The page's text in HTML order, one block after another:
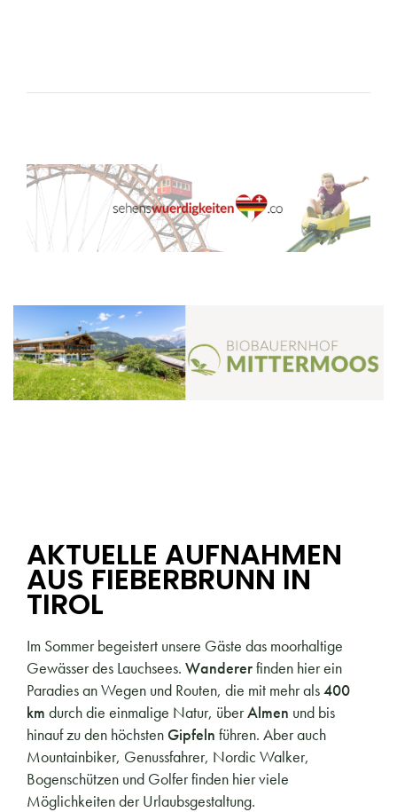
AKTUELLE AUFNAHMEN
AUS FIEBERBRUNN IN
TIROL
Im Sommer begeistert unsere Gäste das moorhaltige
Gewässer des Lauchsees. Wandererfinden hier ein
Paradies an Wegen und Routen, die mit mehr als400
km durch die einmalige Natur, überAlmen und bis
hinauf zu den höchsten Gipfeln führen. Aber auch
Mountainbiker, Genussfahrer, Nordic Walker,
Bogenschützen und Golfer finden hier viele
Möglichkeiten der Urlaubsgestaltung.